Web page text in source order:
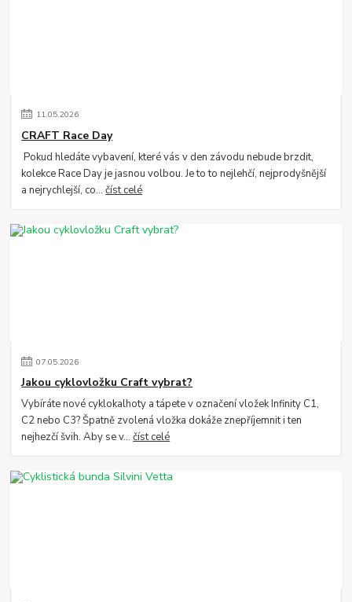
11.05.2026
CRAFT Race Day
Pokud hledáte vybavení, které vás v den závodu nebude brzdit,
kolekce Race Day je jasnou volbou. Je to to nejlehčí, nejprodyšnější
a nejrychlejší, co...číst celé
07.05.2026
Jakou cyklovložku Craft vybrat?
Vybíráte nové cyklokalhoty a tápete v označení vložek Infinity C1,
C2 nebo C3? Špatně zvolená vložka dokáže znepříjemnit i ten
nejhezčí švih. Aby se v...číst celé